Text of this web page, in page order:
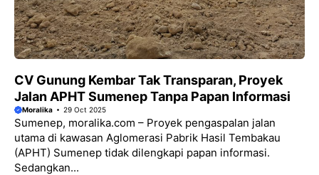
CV Gunung Kembar Tak Transparan, Proyek
Jalan APHT Sumenep Tanpa Papan Informasi
Moralika 29 Oct 2025
Sumenep, moralika.com – Proyek pengaspalan jalan
utama di kawasan Aglomerasi Pabrik Hasil Tembakau
(APHT) Sumenep tidak dilengkapi papan informasi.
Sedangkan...